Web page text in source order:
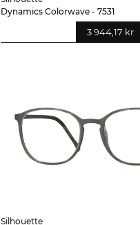
Dynamics Colorwave - 7531
3 944,17 kr
Silhouette